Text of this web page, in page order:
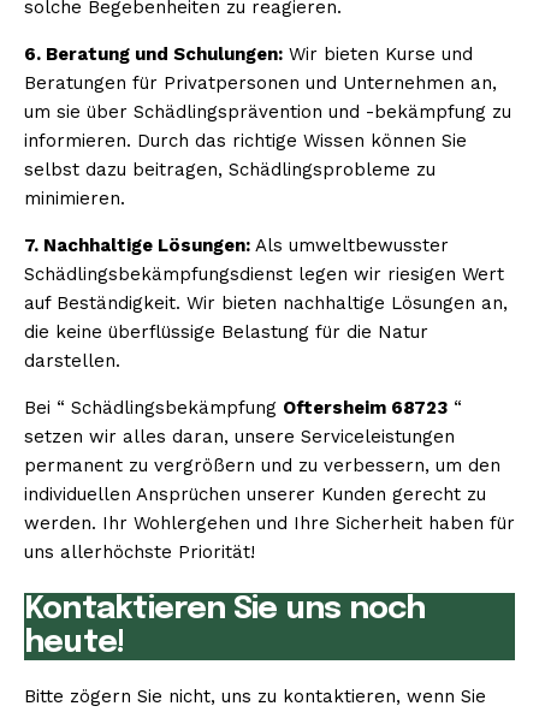
solche Begebenheiten zu reagieren.
6. Beratung und Schulungen: Wir bieten Kurse und
Beratungen für Privatpersonen und Unternehmen an,
um sie über Schädlingsprävention und -bekämpfung zu
informieren. Durch das richtige Wissen können Sie
selbst dazu beitragen, Schädlingsprobleme zu
minimieren.
7. Nachhaltige Lösungen: Als umweltbewusster
Schädlingsbekämpfungsdienst legen wir riesigen Wert
auf Beständigkeit. Wir bieten nachhaltige Lösungen an,
die keine überflüssige Belastung für die Natur
darstellen.
Bei “ Schädlingsbekämpfung Oftersheim 68723 “
setzen wir alles daran, unsere Serviceleistungen
permanent zu vergrößern und zu verbessern, um den
individuellen Ansprüchen unserer Kunden gerecht zu
werden. Ihr Wohlergehen und Ihre Sicherheit haben für
uns allerhöchste Priorität!
Kontaktieren Sie uns noch
heute!
Bitte zögern Sie nicht, uns zu kontaktieren, wenn Sie